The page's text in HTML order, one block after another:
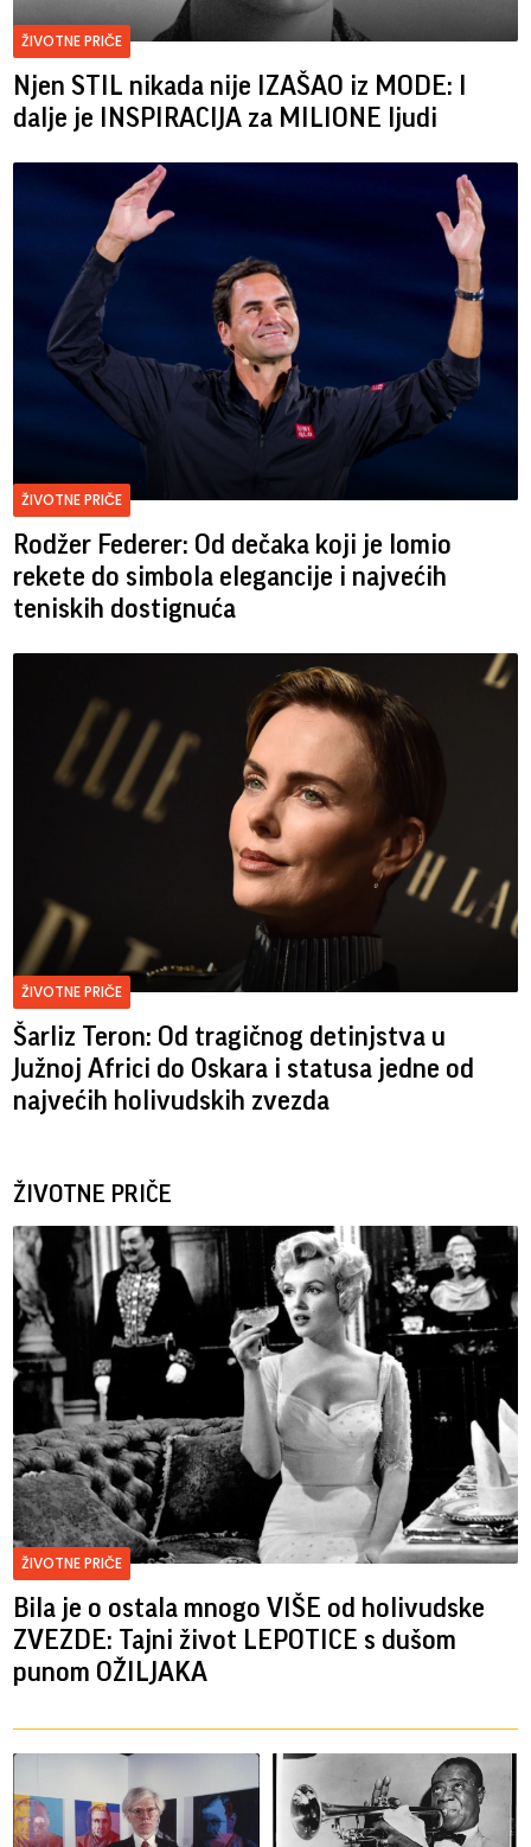
ŽIVOTNE PRIČE
Njen STIL nikada nije IZAŠAO iz MODE: I
dalje je INSPIRACIJA za MILIONE ljudi
ŽIVOTNE PRIČE
Rodžer Federer: Od dečaka koji je lomio
rekete do simbola elegancije i najvećih
teniskih dostignuća
ŽIVOTNE PRIČE
Šarliz Teron: Od tragičnog detinjstva u
Južnoj Africi do Oskara i statusa jedne od
najvećih holivudskih zvezda
ŽIVOTNE PRIČE
ŽIVOTNE PRIČE
Bila je o ostala mnogo VIŠE od holivudske
ZVEZDE: Tajni život LEPOTICE s dušom
punom OŽILJAKA